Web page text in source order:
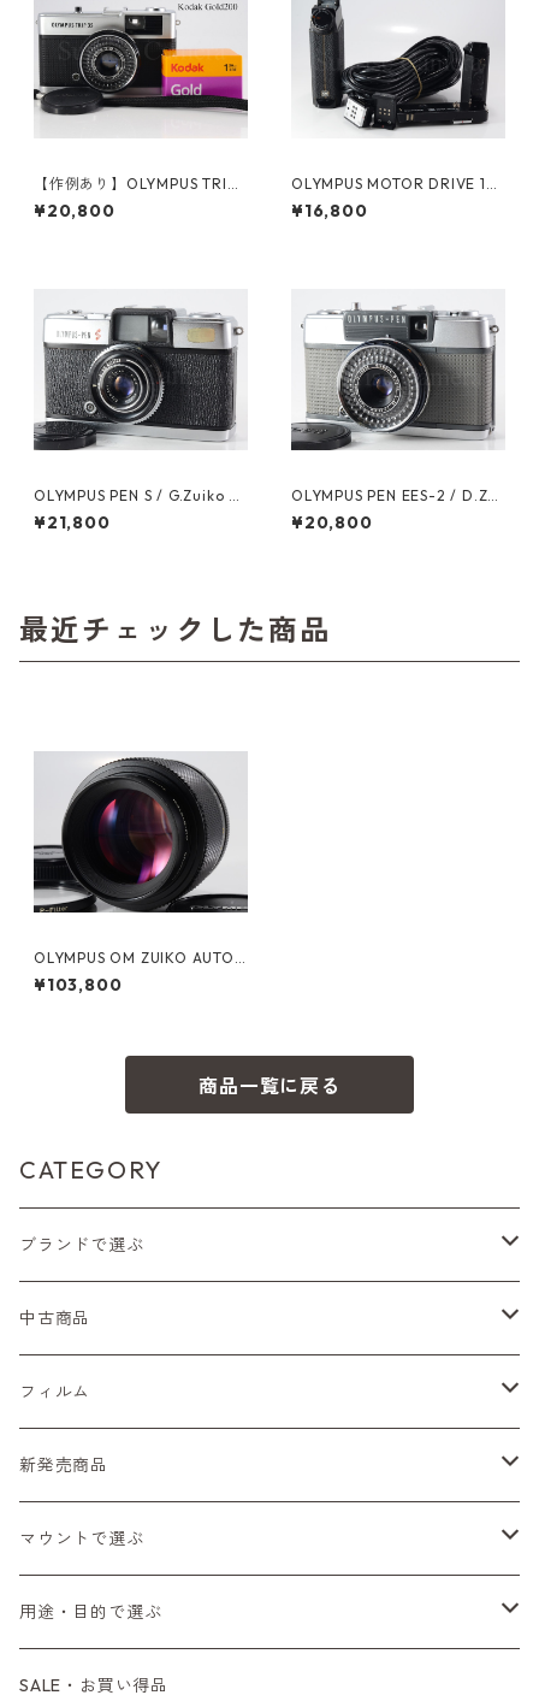
【作例あり】OLYMPUS TRIP3
5 / D.Zuiko 40mm F2.8 整備
済 ネガフィルム付 オリンパス
¥20,800
OLYMPUS MOTOR DRIVE 1
バッテリーホルダー シンクロ
ケーブル (61473)
¥16,800
OLYMPUS PEN S / G.Zuiko 3c
m F2.8 オーバーホール済 オリ
ンパス (60341)
¥21,800
OLYMPUS PEN EES-2 / D.Zui
ko 30mm F2.8 オーバーホー
ル済 オリンパス (60826)
¥20,800
最近チェックした商品
OLYMPUS OM ZUIKO AUTO-
MACRO 90mm F2 オリンパ
ス（23592）
¥103,800
商品一覧に戻る
CATEGORY
ブランドで選ぶ
Nikon（ニコン）
Sシリーズ
Fシリーズ（一桁＋F100）
Canon（キヤノン）
レンジファインダー（7、P）
PENTAX（ペンタックス）
SL、SP
K2、KX、KM
CONTAX（コンタックス）
G1、G2
Tシリーズ
MINOLTA（ミノルタ）
コンパクト
OLYMPUS（オリンパス）
中古商品
フィルムカメラ
一眼レフカメラ（マニュアルフォーカス）
一眼レフカメラ（オートフォーカス）
デジタルカメラ
一眼カメラ
ミラーレスカメラ
マニュアルレンズ
一眼レンズ
レンジファインダーレンズ
オートフォーカスレンズ
一眼レンズ
マウントアダプター
フィルム
レンズ付きフィルム
35mm（135）カラーネガ
35mm（135）白黒ネガ
35mm（135）カラーリバーサル
新発売商品
フィルムカメラ
レンズ付きフィルム
アクセサリー・付属品
マウントで選ぶ
M42
L39
用途・目的で選ぶ
初心者の方へもおすすめ！
SALE・お買い得品